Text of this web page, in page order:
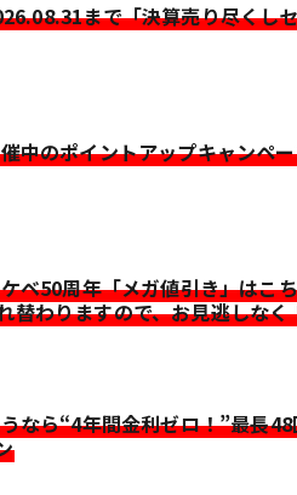
まで「決算売り尽くし
中のポイントアップキャンペ
ベ50周年「メガ値引き」はこ
替わりますので、お見逃しなく
なら“4年間金利ゼロ！”最長